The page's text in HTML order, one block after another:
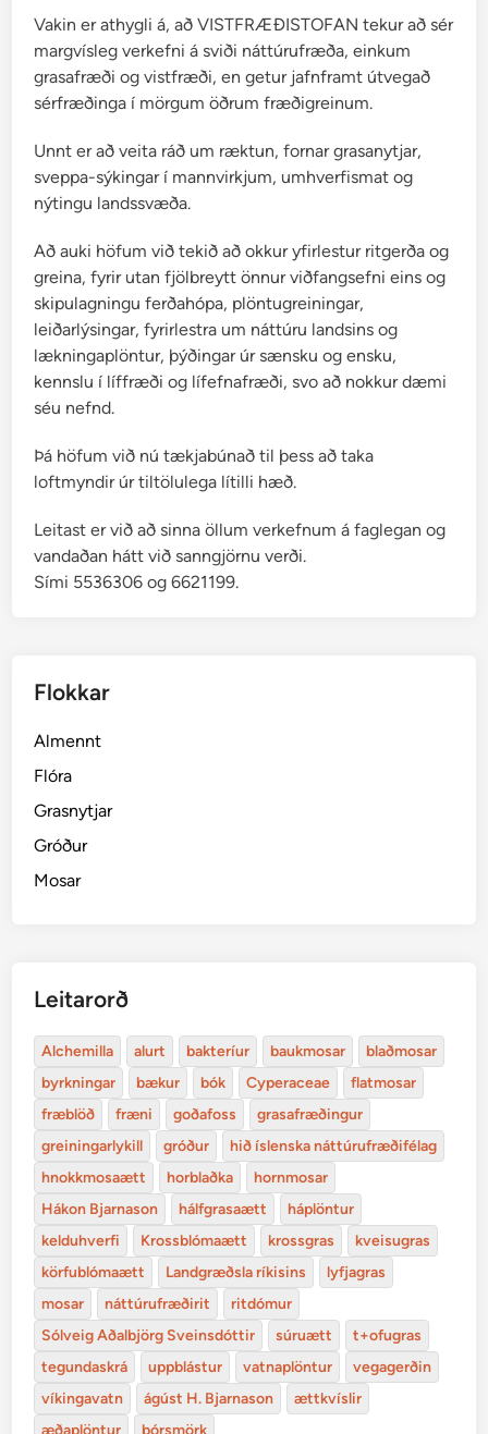
Vakin er athygli á, að VISTFRÆÐISTOFAN tekur að sér
margvísleg verkefni á sviði náttúrufræða, einkum
grasafræði og vistfræði, en getur jafnframt útvegað
sérfræðinga í mörgum öðrum fræðigreinum.
Unnt er að veita ráð um ræktun, fornar grasanytjar,
sveppa-sýkingar í mannvirkjum, umhverfismat og
nýtingu landssvæða.
Að auki höfum við tekið að okkur yfirlestur ritgerða og
greina, fyrir utan fjölbreytt önnur viðfangsefni eins og
skipulagningu ferðahópa, plöntugreiningar,
leiðarlýsingar, fyrirlestra um náttúru landsins og
lækningaplöntur, þýðingar úr sænsku og ensku,
kennslu í líffræði og lífefnafræði, svo að nokkur dæmi
séu nefnd.
Þá höfum við nú tækjabúnað til þess að taka
loftmyndir úr tiltölulega lítilli hæð.
Leitast er við að sinna öllum verkefnum á faglegan og
vandaðan hátt við sanngjörnu verði.
Sími 5536306 og 6621199.
Flokkar
Almennt
Flóra
Grasnytjar
Gróður
Mosar
Leitarorð
Alchemilla alurt bakteríur baukmosar
blaðmosar
byrkningar
bækur bók Cyperaceae
flatmosar
fræblöð
fræni goðafoss
grasafræðingur
greiningarlykill
gróður
hið íslenska náttúrufræðifélag
hnokkmosaætt
horblaðka
hornmosar
Hákon Bjarnason
hálfgrasaætt
háplöntur
kelduhverfi
Krossblómaætt krossgras
kveisugras
körfublómaætt
Landgræðsla ríkisins
lyfjagras
mosar
náttúrufræðirit
ritdómur
Sólveig Aðalbjörg Sveinsdóttir
súruætt
t+ofugras
tegundaskrá
uppblástur vatnaplöntur
vegagerðin
víkingavatn
ágúst H. Bjarnason
ættkvíslir
æðaplöntur
þórsmörk